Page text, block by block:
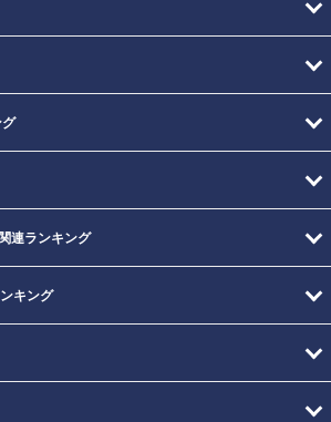
グ
関連ランキング
キング